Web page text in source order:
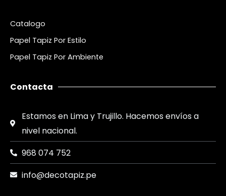
Catalogo
Papel Tapiz Por Estilo
Papel Tapiz Por Ambiente
Contacta
Estamos en Lima y Trujillo. Hacemos envíos a
nivel nacional.
968 074 752
info@decotapiz.pe